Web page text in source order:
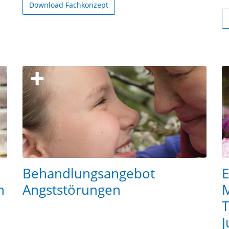
Download Fachkonzept
Behandlungsangebot
Angststörungen